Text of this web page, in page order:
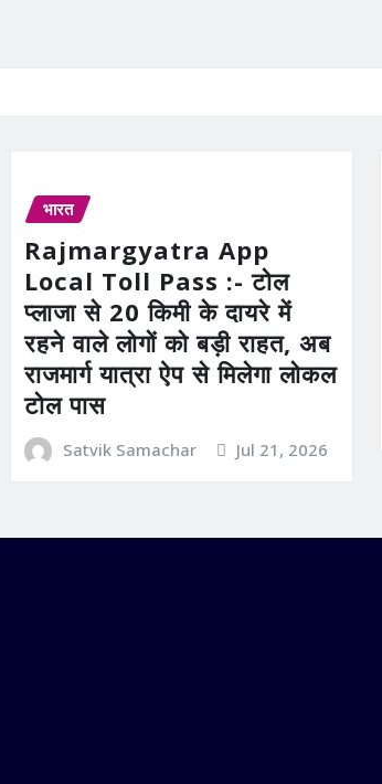
भारत
Rajmargyatra App
Local Toll Pass :- टोल
प्लाजा से 20 किमी के दायरे में
रहने वाले लोगों को बड़ी राहत, अब
राजमार्ग यात्रा ऐप से मिलेगा लोकल
टोल पास
Satvik Samachar Jul 21, 2026